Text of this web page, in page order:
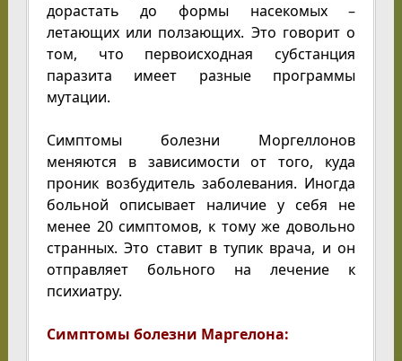
дорастать до формы насекомых –
летающих или ползающих. Это говорит о
том, что первоисходная субстанция
паразита имеет разные программы
мутации.
Симптомы болезни Моргеллонов
меняются в зависимости от того, куда
проник возбудитель заболевания. Иногда
больной описывает наличие у себя не
менее 20 симптомов, к тому же довольно
странных. Это ставит в тупик врача, и он
отправляет больного на лечение к
психиатру.
Симптомы болезни Маргелона: